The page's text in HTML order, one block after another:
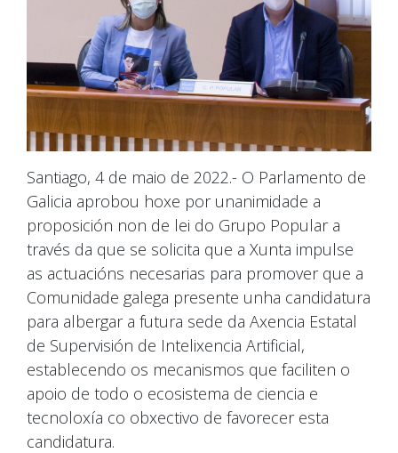
Santiago, 4 de maio de 2022.- O Parlamento de
Galicia aprobou hoxe por unanimidade a
proposición non de lei do Grupo Popular a
través da que se solicita que a Xunta impulse
as actuacións necesarias para promover que a
Comunidade galega presente unha candidatura
para albergar a futura sede da Axencia Estatal
de Supervisión de Intelixencia Artificial,
establecendo os mecanismos que faciliten o
apoio de todo o ecosistema de ciencia e
tecnoloxía co obxectivo de favorecer esta
candidatura.